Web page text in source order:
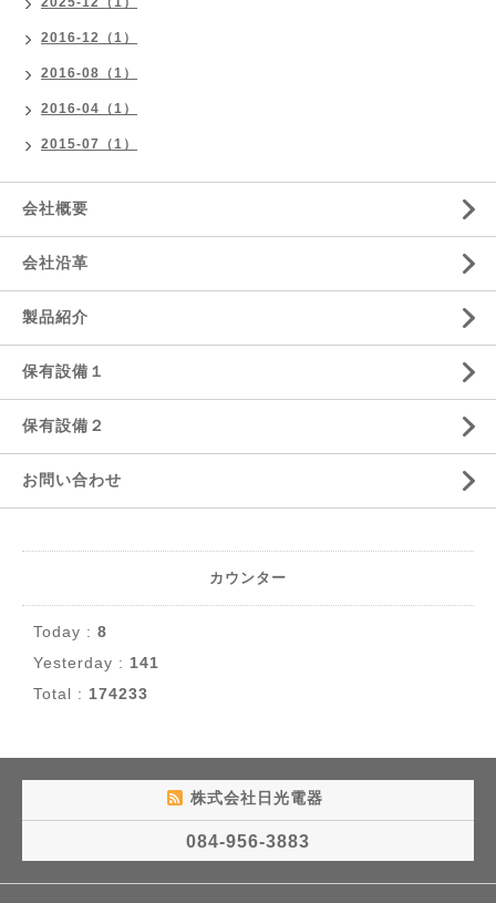
2016-12（1）
2016-08（1）
2016-04（1）
2015-07（1）
会社概要
会社沿革
製品紹介
保有設備１
保有設備２
お問い合わせ
カウンター
Today : 8
Yesterday : 141
Total : 174233
株式会社日光電器
084-956-3883